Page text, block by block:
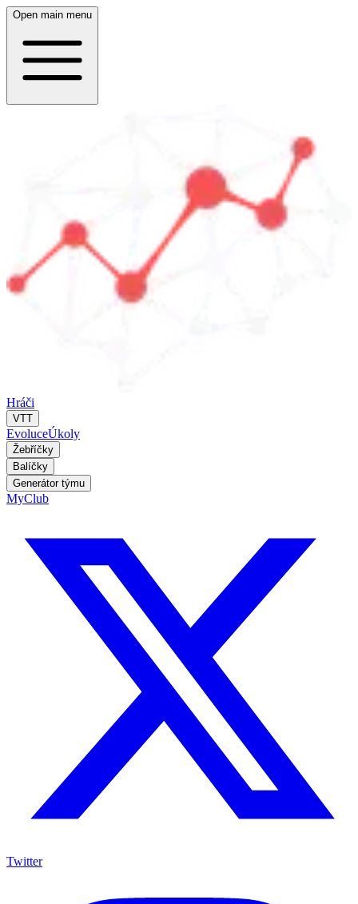
Open main menu
Hráči
VTT
EvoluceÚkoly
Žebříčky
Balíčky
Generátor týmu
MyClub
Twitter